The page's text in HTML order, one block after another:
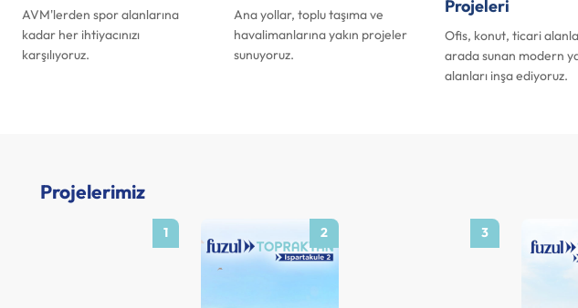
AVM'lerden spor alanlarına
kadar her ihtiyacınızı
karşılıyoruz.
Ana yollar, toplu taşıma ve
havalimanlarına yakın projeler
sunuyoruz.
Projeleri
Ofis, konut, ticari
arada sunan modern
alanları inşa ediyoruz.
Projelerimiz
1 2 3